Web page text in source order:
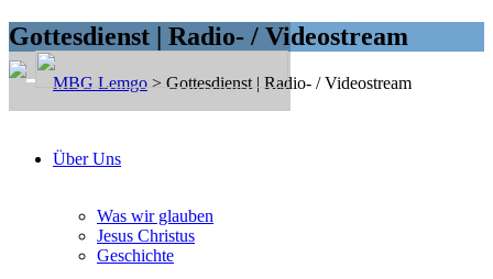
Über Uns
Was wir glauben
Jesus Christus
Geschichte
Gottesdienst | Radio- / Videostream
MBG Lemgo > Gottesdienst | Radio- / Videostream
Radio- und Videostream